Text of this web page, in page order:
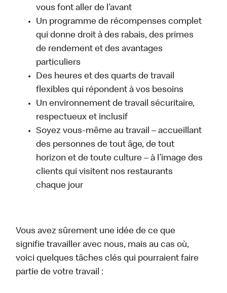
vous font aller de l’avant
Un programme de récompenses complet
qui donne droit à des rabais, des primes
de rendement et des avantages
particuliers
Des heures et des quarts de travail
flexibles qui répondent à vos besoins
Un environnement de travail sécuritaire,
respectueux et inclusif
Soyez vous-même au travail – accueillant
des personnes de tout âge, de tout
horizon et de toute culture – à l’image des
clients qui visitent nos restaurants
chaque jour
Vous avez sûrement une idée de ce que
signifie travailler avec nous, mais au cas où,
voici quelques tâches clés qui pourraient faire
partie de votre travail :